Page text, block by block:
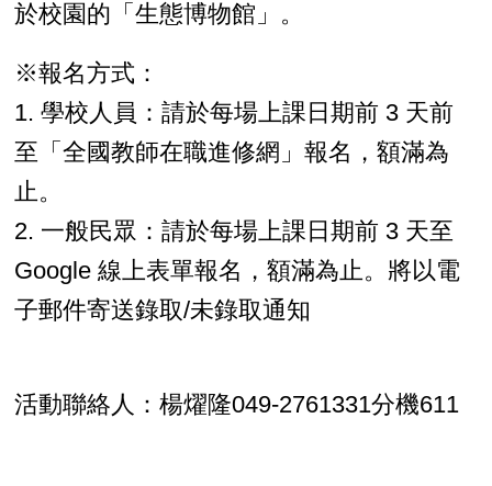
於校園的「生態博物館」。
※報名方式：
1. 學校人員：請於每場上課日期前 3 天前
至「全國教師在職進修網」報名，額滿為
止。
2. 一般民眾：請於每場上課日期前 3 天至
Google 線上表單報名，額滿為止。將以電
子郵件寄送錄取/未錄取通知
活動聯絡人：楊燿隆049-2761331分機611